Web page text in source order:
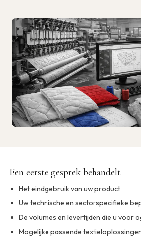
Een eerste gesprek behandelt
Het eindgebruik van uw product
Uw technische en sectorspecifieke
De volumes en levertijden die u voor
Mogelijke passende textieloplossingen